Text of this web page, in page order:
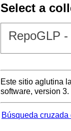
Select a
RepoGLP
Este sitio aglutina
software, version 3.
Búsqueda